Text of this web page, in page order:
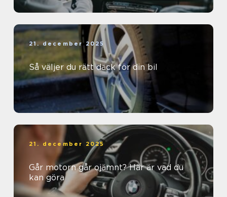
21. december 2025
Så väljer du rätt däck för din bil
21. december 2025
Går motorn går ojämnt? Här är vad du
kan göra